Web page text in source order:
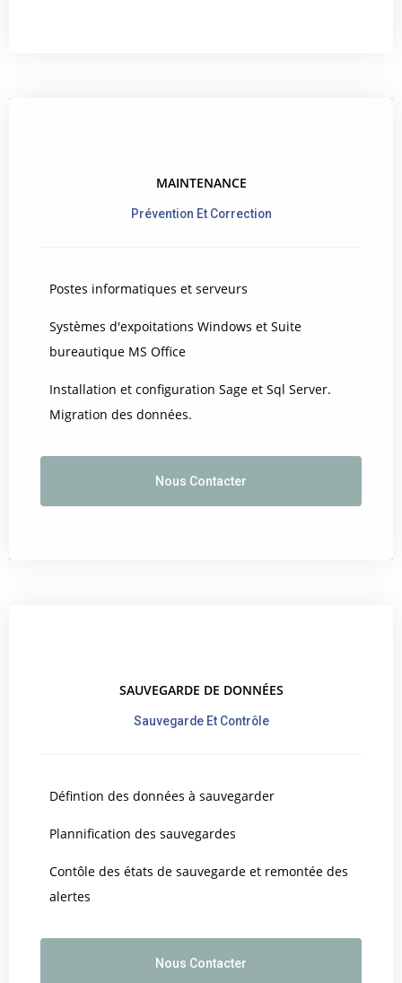
MAINTENANCE
Prévention Et Correction
Postes informatiques et serveurs
Systèmes d'expoitations Windows et Suite
bureautique MS Office
Installation et configuration Sage et Sql Server.
Migration des données.
Nous Contacter
SAUVEGARDE DE DONNÉES
Sauvegarde Et Contrôle
Défintion des données à sauvegarder
Plannification des sauvegardes
Contôle des états de sauvegarde et remontée des
alertes
Nous Contacter